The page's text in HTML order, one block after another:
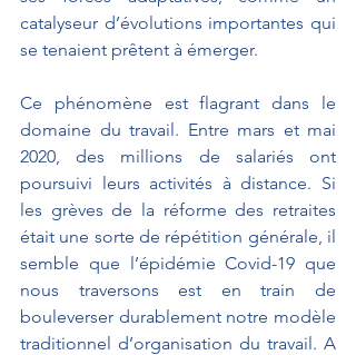
catalyseur d’évolutions importantes qui
se tenaient prêtent à émerger.
Ce phénomène est flagrant dans le
domaine du travail. Entre mars et mai
2020, des millions de salariés ont
poursuivi leurs activités à distance. Si
les grèves de la réforme des retraites
était une sorte de répétition générale, il
semble que l’épidémie Covid-19 que
nous traversons est en train de
bouleverser durablement notre modèle
traditionnel d’organisation du travail. A